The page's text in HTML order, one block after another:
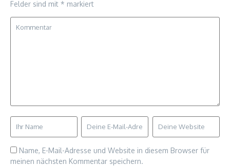
Felder sind mit * markiert
Name, E-Mail-Adresse und Website in diesem Browser für
meinen nächsten Kommentar speichern.